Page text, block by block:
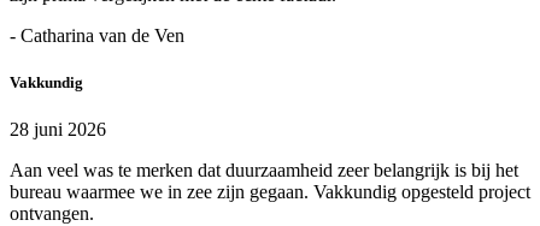
- Catharina van de Ven
Vakkundig
28 juni 2026
Aan veel was te merken dat duurzaamheid zeer belangrijk is bij het
bureau waarmee we in zee zijn gegaan. Vakkundig opgesteld project
ontvangen.